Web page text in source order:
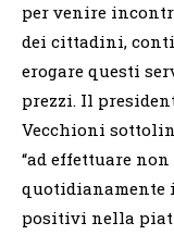
per venire
dei cittadini,
erogare questi
prezzi. Il
Vecchioni
“ad effettuare
quotidianamente
positivi nella